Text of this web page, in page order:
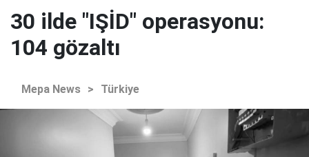
30 ilde "IŞİD" operasyonu:
104 gözaltı
Mepa News > Türkiye